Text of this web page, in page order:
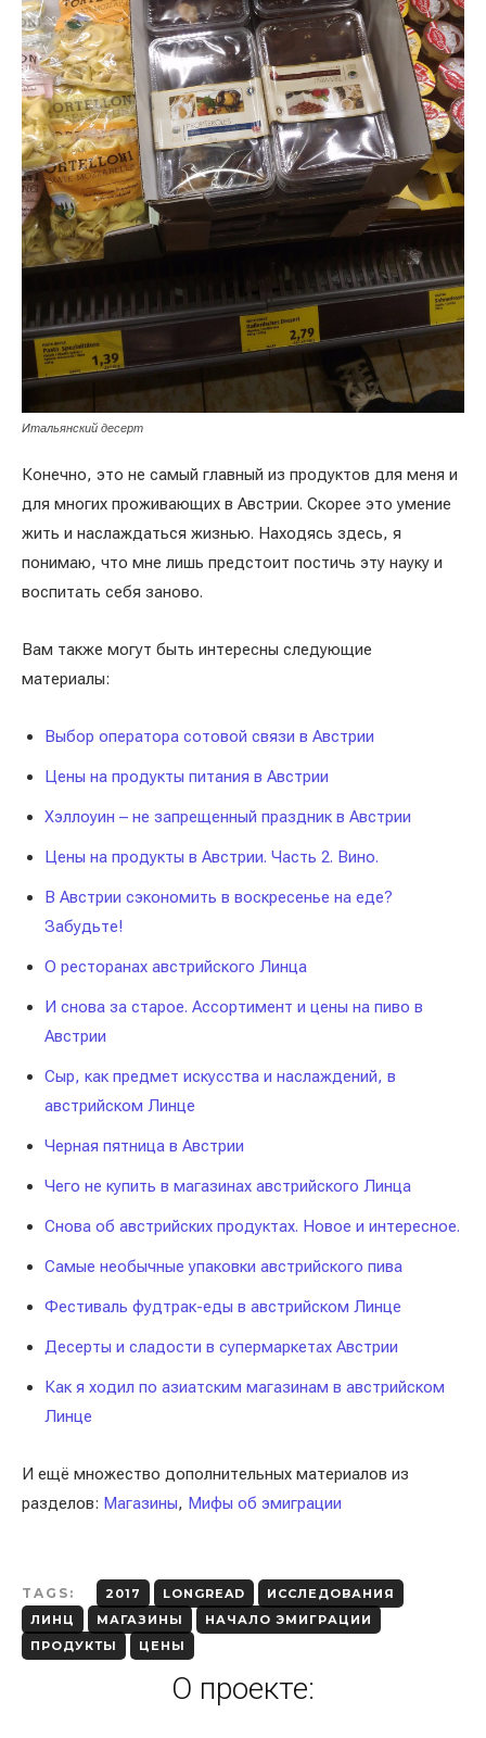
Итальянский десерт
Конечно, это не самый главный из продуктов для меня и
для многих проживающих в Австрии. Скорее это умение
жить и наслаждаться жизнью. Находясь здесь, я
понимаю, что мне лишь предстоит постичь эту науку и
воспитать себя заново.
Вам также могут быть интересны следующие
материалы:
Выбор оператора сотовой связи в Австрии
Цены на продукты питания в Австрии
Хэллоуин – не запрещенный праздник в Австрии
Цены на продукты в Австрии. Часть 2. Вино.
В Австрии сэкономить в воскресенье на еде?
Забудьте!
О ресторанах австрийского Линца
И снова за старое. Ассортимент и цены на пиво в
Австрии
Сыр, как предмет искусства и наслаждений, в
австрийском Линце
Черная пятница в Австрии
Чего не купить в магазинах австрийского Линца
Снова об австрийских продуктах. Новое и интересное.
Самые необычные упаковки австрийского пива
Фестиваль фудтрак-еды в австрийском Линце
Десерты и сладости в супермаркетах Австрии
Как я ходил по азиатским магазинам в австрийском
Линце
И ещё множество дополнительных материалов из
разделов: Магазины, Мифы об эмиграции
TAGS: 2017 LONGREAD
ИССЛЕДОВАНИЯ
ЛИНЦ
МАГАЗИНЫ
НАЧАЛО ЭМИГРАЦИИ
ПРОДУКТЫ
ЦЕНЫ
О проекте: